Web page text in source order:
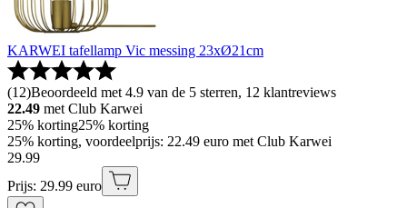
KARWEI tafellamp Vic messing 23xØ21cm
(12)Beoordeeld met 4.9 van de 5 sterren, 12 klantreviews
22.49 met Club Karwei
25% korting25% korting
25% korting, voordeelprijs: 22.49 euro met Club Karwei
29.99
Prijs: 29.99 euro